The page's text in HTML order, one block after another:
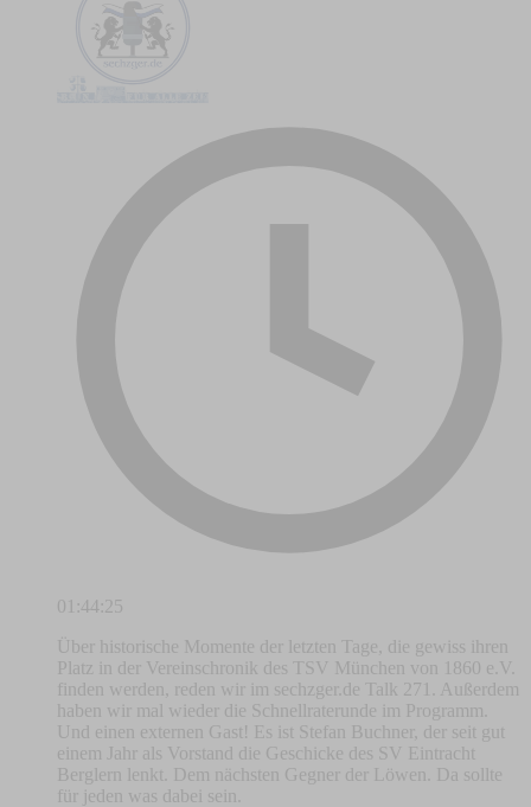
01:44:25
Über historische Momente der letzten Tage, die gewiss ihren
Platz in der Vereinschronik des TSV München von 1860 e.V.
finden werden, reden wir im sechzger.de Talk 271. Außerdem
haben wir mal wieder die Schnellraterunde im Programm.
Und einen externen Gast! Es ist Stefan Buchner, der seit gut
einem Jahr als Vorstand die Geschicke des SV Eintracht
Berglern lenkt. Dem nächsten Gegner der Löwen. Da sollte
für jeden was dabei sein.